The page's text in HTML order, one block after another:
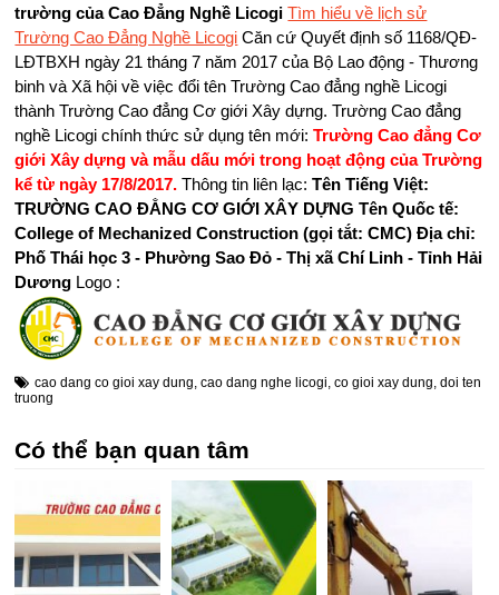
trường của Cao Đẳng Nghề Licogi Tìm hiểu về lịch sử
Trường Cao Đẳng Nghề Licogi Căn cứ Quyết định số 1168/QĐ-
LĐTBXH ngày 21 tháng 7 năm 2017 của Bộ Lao động - Thương
binh và Xã hội về việc đổi tên Trường Cao đẳng nghề Licogi
thành Trường Cao đẳng Cơ giới Xây dựng. Trường Cao đẳng
nghề Licogi chính thức sử dụng tên mới:Trường Cao đẳng Cơ
giới Xây dựng và mẫu dấu mới trong hoạt động của Trường
kể từ ngày 17/8/2017. Thông tin liên lạc:Tên Tiếng Việt:
TRƯỜNG CAO ĐẲNG CƠ GIỚI XÂY DỰNG Tên Quốc tế:
College of Mechanized Construction (gọi tắt: CMC) Địa chỉ:
Phố Thái học 3 - Phường Sao Đỏ - Thị xã Chí Linh - Tỉnh Hải
Dương Logo :
cao dang co gioi xay dung,cao dang nghe licogi,co gioi xay dung,doi ten
truong
Có thể bạn quan tâm